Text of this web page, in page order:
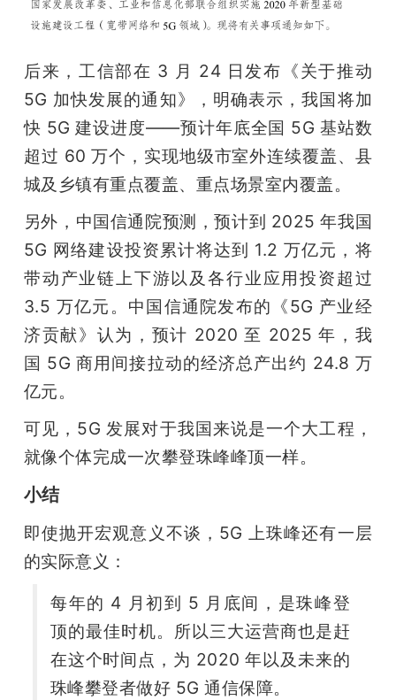
后来，工信部在 3 月 24 日发布《关于推动
5G 加快发展的通知》，明确表示，我国将加
快 5G 建设进度——预计年底全国 5G 基站数
超过 60 万个，实现地级市室外连续覆盖、县
城及乡镇有重点覆盖、重点场景室内覆盖。
另外，中国信通院预测，预计到 2025 年我国
5G 网络建设投资累计将达到 1.2 万亿元，将
带动产业链上下游以及各行业应用投资超过
3.5 万亿元。中国信通院发布的《5G 产业经
济贡献》认为，预计 2020 至 2025 年，我
国 5G 商用间接拉动的经济总产出约 24.8 万
亿元。
可见，5G 发展对于我国来说是一个大工程，
就像个体完成一次攀登珠峰峰顶一样。
小结
即使抛开宏观意义不谈，5G 上珠峰还有一层
的实际意义：
每年的 4 月初到 5 月底间，是珠峰登
顶的最佳时机。所以三大运营商也是赶
在这个时间点，为 2020 年以及未来的
珠峰攀登者做好 5G 通信保障。